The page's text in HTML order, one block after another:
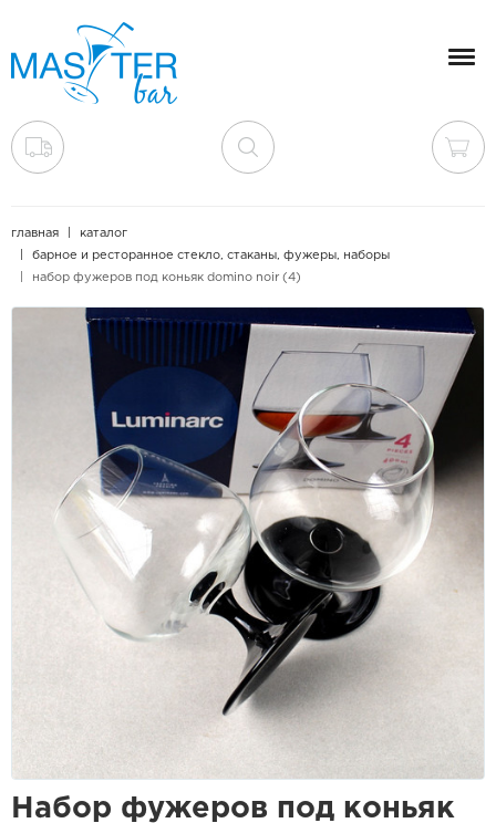
главная
каталог
барное и ресторанное стекло, стаканы, фужеры, наборы
набор фужеров под коньяк domino noir (4)
Набор фужеров под коньяк